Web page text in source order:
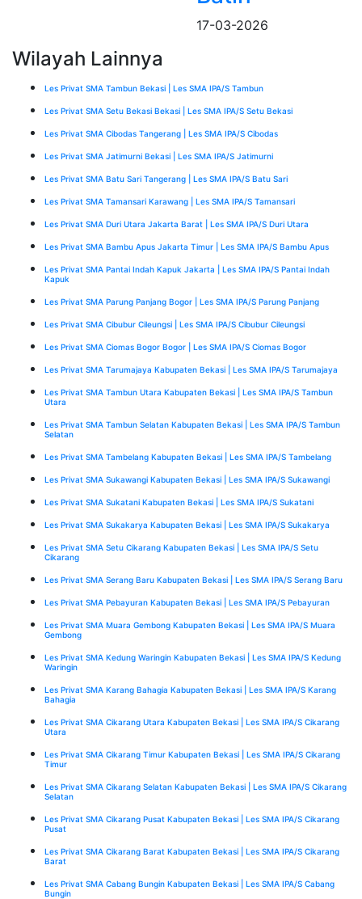
17-03-2026
Wilayah Lainnya
Les Privat SMA Tambun Bekasi | Les SMA IPA/S Tambun
Les Privat SMA Setu Bekasi Bekasi | Les SMA IPA/S Setu Bekasi
Les Privat SMA Cibodas Tangerang | Les SMA IPA/S Cibodas
Les Privat SMA Jatimurni Bekasi | Les SMA IPA/S Jatimurni
Les Privat SMA Batu Sari Tangerang | Les SMA IPA/S Batu Sari
Les Privat SMA Tamansari Karawang | Les SMA IPA/S Tamansari
Les Privat SMA Duri Utara Jakarta Barat | Les SMA IPA/S Duri Utara
Les Privat SMA Bambu Apus Jakarta Timur | Les SMA IPA/S Bambu Apus
Les Privat SMA Pantai Indah Kapuk Jakarta | Les SMA IPA/S Pantai Indah
Kapuk
Les Privat SMA Parung Panjang Bogor | Les SMA IPA/S Parung Panjang
Les Privat SMA Cibubur Cileungsi | Les SMA IPA/S Cibubur Cileungsi
Les Privat SMA Ciomas Bogor Bogor | Les SMA IPA/S Ciomas Bogor
Les Privat SMA Tarumajaya Kabupaten Bekasi | Les SMA IPA/S Tarumajaya
Les Privat SMA Tambun Utara Kabupaten Bekasi | Les SMA IPA/S Tambun
Utara
Les Privat SMA Tambun Selatan Kabupaten Bekasi | Les SMA IPA/S Tambun
Selatan
Les Privat SMA Tambelang Kabupaten Bekasi | Les SMA IPA/S Tambelang
Les Privat SMA Sukawangi Kabupaten Bekasi | Les SMA IPA/S Sukawangi
Les Privat SMA Sukatani Kabupaten Bekasi | Les SMA IPA/S Sukatani
Les Privat SMA Sukakarya Kabupaten Bekasi | Les SMA IPA/S Sukakarya
Les Privat SMA Setu Cikarang Kabupaten Bekasi | Les SMA IPA/S Setu
Cikarang
Les Privat SMA Serang Baru Kabupaten Bekasi | Les SMA IPA/S Serang Baru
Les Privat SMA Pebayuran Kabupaten Bekasi | Les SMA IPA/S Pebayuran
Les Privat SMA Muara Gembong Kabupaten Bekasi | Les SMA IPA/S Muara
Gembong
Les Privat SMA Kedung Waringin Kabupaten Bekasi | Les SMA IPA/S Kedung
Waringin
Les Privat SMA Karang Bahagia Kabupaten Bekasi | Les SMA IPA/S Karang
Bahagia
Les Privat SMA Cikarang Utara Kabupaten Bekasi | Les SMA IPA/S Cikarang
Utara
Les Privat SMA Cikarang Timur Kabupaten Bekasi | Les SMA IPA/S Cikarang
Timur
Les Privat SMA Cikarang Selatan Kabupaten Bekasi | Les SMA IPA/S Cikarang
Selatan
Les Privat SMA Cikarang Pusat Kabupaten Bekasi | Les SMA IPA/S Cikarang
Pusat
Les Privat SMA Cikarang Barat Kabupaten Bekasi | Les SMA IPA/S Cikarang
Barat
Les Privat SMA Cabang Bungin Kabupaten Bekasi | Les SMA IPA/S Cabang
Bungin